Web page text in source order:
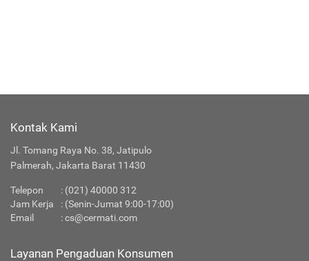
Kontak Kami
Jl. Tomang Raya No. 38, Jatipulo
Palmerah, Jakarta Barat 11430
Telepon
: (021) 40000 312
Jam Kerja
: (Senin-Jumat 9:00-17:00)
Email
:cs@cermati.com
Layanan Pengaduan Konsumen